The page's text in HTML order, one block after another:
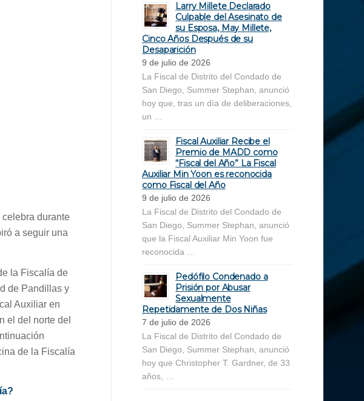
celebra durante
a seguir una
la Fiscalía de
de Pandillas y
Auxiliar en
el del norte del
de la Fiscalía
Larry Millete Declarado
Culpable del Asesinato de
su Esposa, May Millete,
Cinco Años Después de su
Desaparición
9 de julio de 2026
La Fiscal de Distrito del Condado de
San Diego, Summer Stephan, anunció
hoy que, tras un día de deliberaciones,
un …
Fiscal Auxiliar Recibe el
Premio de MADD como
“Fiscal del Año” La Fiscal
Auxiliar Min Yoon es reconocida
como Fiscal del Año
9 de julio de 2026
La Fiscal de Distrito del Condado de
San Diego, Summer Stephan, anunció
que la Fiscal Auxiliar Min Yoon fue
reconocida …
Pedófilo Condenado a
Prisión por Abusar
Sexualmente
Repetidamente de Dos Niñas
7 de julio de 2026
La Fiscal de Distrito del Condado de
San Diego, Summer Stephan, anunció
hoy que Christopher T. Gardner, de 33
años, …